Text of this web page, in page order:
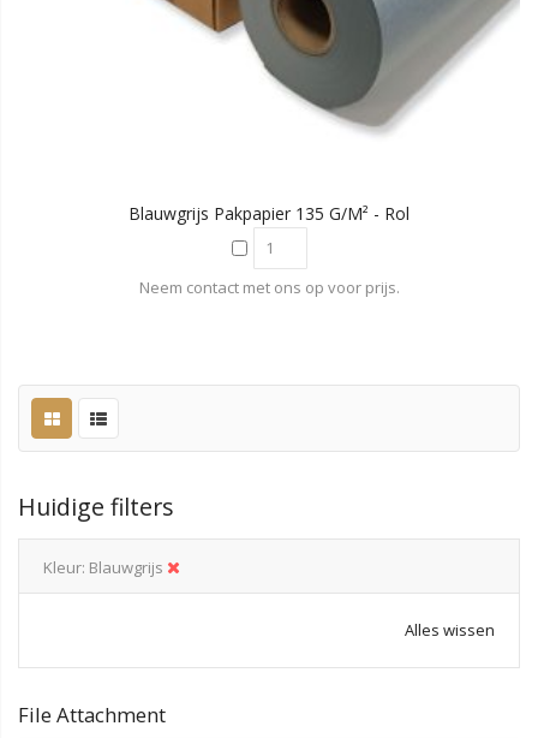
Blauwgrijs Pakpapier 135 G/m² - Rol
Neem contact met ons op voor prijs.
Huidige filters
Kleur Blauwgrijs
Alles wissen
File Attachment